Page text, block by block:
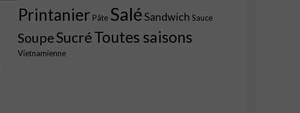
Printanier Pâte SaléSandwich Sauce
SoupeSucréToutes saisons
Vietnamienne